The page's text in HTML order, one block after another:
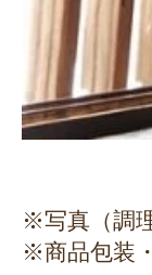
※写真（調
※商品包装